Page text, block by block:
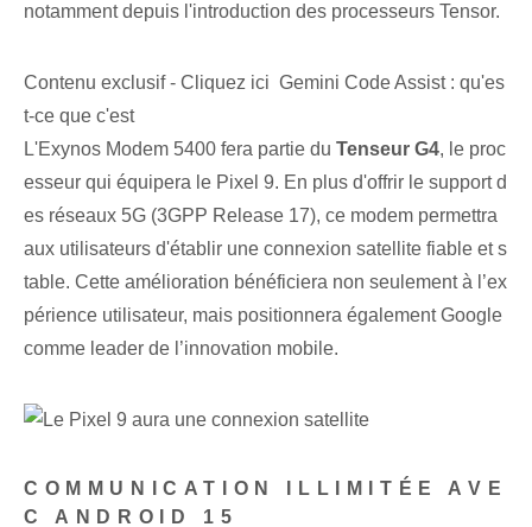
notamment depuis l'introduction des processeurs Tensor.
Contenu exclusif - Cliquez ici Gemini Code Assist : qu'es
t-ce que c'est
L'Exynos Modem 5400 fera partie du Tenseur G4, le proc
esseur qui équipera le Pixel 9. En plus d'offrir le support d
es réseaux 5G (3GPP Release 17), ce modem permettra
aux utilisateurs d'établir une connexion satellite fiable et s
table. Cette amélioration bénéficiera non seulement à l’ex
périence utilisateur, mais positionnera également Google
comme leader de l’innovation mobile.
COMMUNICATION ILLIMITÉE AVE
C ANDROID 15